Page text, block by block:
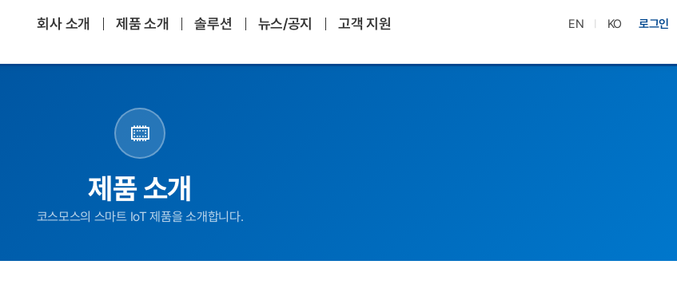
회사 소개 제품 소개 솔루션 뉴스/공지 고객 지원 EN KO 로그인
제품 소개
코스모스의 스마트 IoT 제품을 소개합니다.